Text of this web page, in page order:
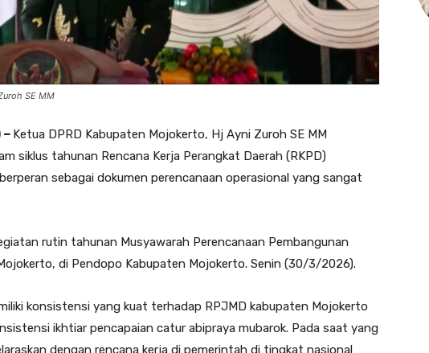
SE MM
– Ketua DPRD Kabupaten Mojokerto, Hj Ayni Zuroh SE MM
siklus tahunan Rencana Kerja Perangkat Daerah (RKPD)
sebagai dokumen perencanaan operasional yang sangat
rutin tahunan Musyawarah Perencanaan Pembangunan
di Pendopo Kabupaten Mojokerto. Senin (30/3/2026).
konsistensi yang kuat terhadap RPJMD kabupaten Mojokerto
ikhtiar pencapaian catur abipraya mubarok. Pada saat yang
dengan rencana kerja di pemerintah di tingkat nasional